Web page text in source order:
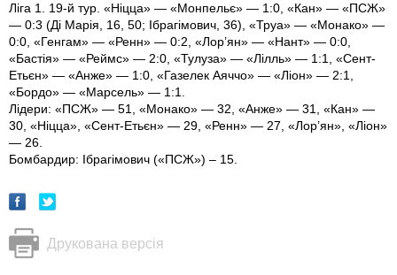
Ліга 1. 19-й тур. «Ніцца» — «Монпельє» — 1:0, «Кан» — «ПСЖ»
— 0:3 (Ді Марія, 16, 50; Ібрагімович, 36), «Труа» — «Монако» —
0:0, «Генгам» — «Ренн» — 0:2, «Лор’ян» — «Нант» — 0:0,
«Бастія» — «Реймс» — 2:0, «Тулуза» — «Лілль» — 1:1, «Сент-
Етьєн» — «Анже» — 1:0, «Газелек Аяччо» — «Ліон» — 2:1,
«Бордо» — «Марсель» — 1:1.
Лідери: «ПСЖ» — 51, «Монако» — 32, «Анже» — 31, «Кан» —
30, «Ніцца», «Сент-Етьєн» — 29, «Ренн» — 27, «Лор’ян», «Ліон»
— 26.
Бомбардир: Ібрагімович («ПСЖ») – 15.
Друкована версія